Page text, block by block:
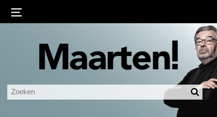
Ingelogd blijven
LOGIN